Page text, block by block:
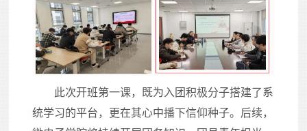
此次开班第一课，既为入团积极分子搭建了系
统学习的平台，更在其心中播下信仰种子。后续，